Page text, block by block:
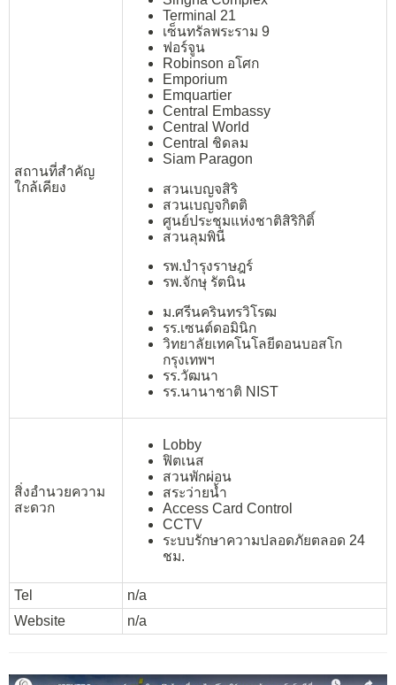
สถานที่สำคัญ
ใกล้เคียง
Terminal 21
เซ็นทรัลพระราม 9
ฟอร์จูน
Robinson อโศก
Emporium
Emquartier
Central Embassy
Central World
Central ชิดลม
Siam Paragon
สวนเบญจสิริ
สวนเบญจกิตติ
ศูนย์ประชุมแห่งชาติสิริกิติ์
สวนลุมพินี
รพ.บำรุงราษฎร์
รพ.จักษุ รัตนิน
ม.ศรีนครินทรวิโรฒ
รร.เซนต์ดอมินิก
วิทยาลัยเทคโนโลยีดอนบอสโก
กรุงเทพฯ
รร.วัฒนา
รร.นานาชาติ NIST
สิ่งอำนวยความ
สะดวก
Lobby
ฟิตเนส
สวนพักผ่อน
สระว่ายน้ำ
Access Card Control
CCTV
ระบบรักษาความปลอดภัยตลอด 24
ชม.
Tel
n/a
Website
n/a